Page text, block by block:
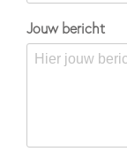
Jouw bericht